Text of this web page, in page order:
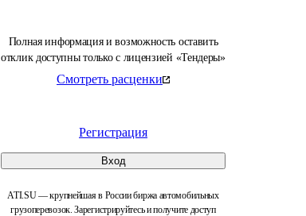
Полная информация и возможность оставить
отклик доступны только с лицензией «Тендеры»
Смотреть расценки
Регистрация
Вход
ATI.SU — крупнейшая в России биржа автомобильных
грузоперевозок. Зарегистрируйтесь и получите доступ